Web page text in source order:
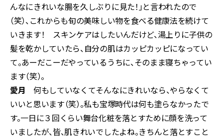
んなにきれいな腸を久しぶりに見た！」と言われたので
（笑）、これからも旬の美味しい物を食べる健康法を続けて
いきます！ スキンケアはしたいんだけど、湯上りに子供の
髪を乾かしていたら、自分の肌はカッピカッピになってい
て。あーだこーだやっているうちに、そのまま寝ちゃってい
ます（笑）。
愛月 何もしていなくてそんなにきれいなら、やらなくて
いいと思います（笑）。私も宝塚時代は何も塗らなかったで
す。一日に３回くらい舞台化粧を落とすために顔を洗って
いましたが、皆、肌きれいでしたよね。きちんと落とすこと